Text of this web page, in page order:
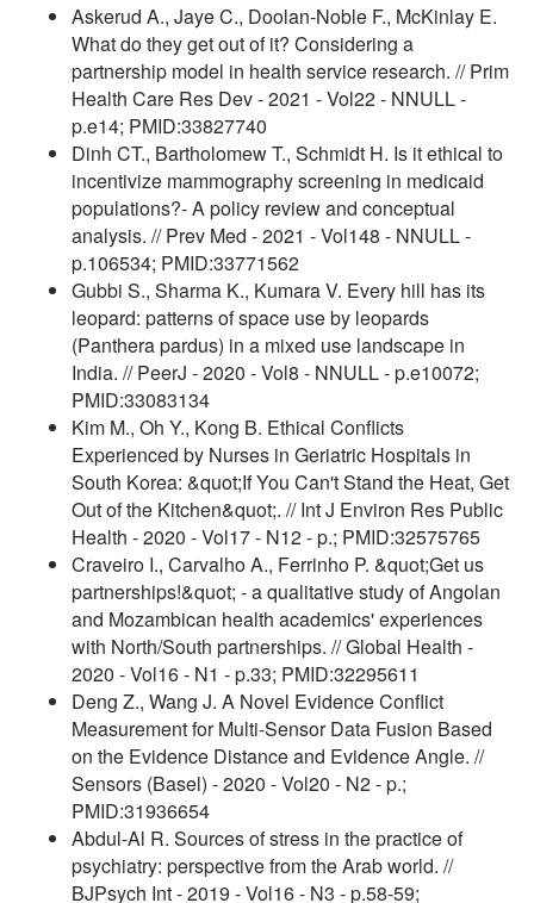
Askerud A., Jaye C., Doolan-Noble F., McKinlay E.
What do they get out of it? Considering a
partnership model in health service research. // Prim
Health Care Res Dev - 2021 - Vol22 - NNULL -
p.e14; PMID:33827740
Dinh CT., Bartholomew T., Schmidt H. Is it ethical to
incentivize mammography screening in medicaid
populations?- A policy review and conceptual
analysis. // Prev Med - 2021 - Vol148 - NNULL -
p.106534; PMID:33771562
Gubbi S., Sharma K., Kumara V. Every hill has its
leopard: patterns of space use by leopards
(Panthera pardus) in a mixed use landscape in
India. // PeerJ - 2020 - Vol8 - NNULL - p.e10072;
PMID:33083134
Kim M., Oh Y., Kong B. Ethical Conflicts
Experienced by Nurses in Geriatric Hospitals in
South Korea: &quot;If You Can't Stand the Heat, Get
Out of the Kitchen&quot;. // Int J Environ Res Public
Health - 2020 - Vol17 - N12 - p.; PMID:32575765
Craveiro I., Carvalho A., Ferrinho P. &quot;Get us
partnerships!&quot; - a qualitative study of Angolan
and Mozambican health academics' experiences
with North/South partnerships. // Global Health -
2020 - Vol16 - N1 - p.33; PMID:32295611
Deng Z., Wang J. A Novel Evidence Conflict
Measurement for Multi-Sensor Data Fusion Based
on the Evidence Distance and Evidence Angle. //
Sensors (Basel) - 2020 - Vol20 - N2 - p.;
PMID:31936654
Abdul-Al R. Sources of stress in the practice of
psychiatry: perspective from the Arab world. //
BJPsych Int - 2019 - Vol16 - N3 - p.58-59;